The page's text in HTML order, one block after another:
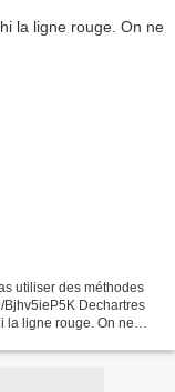
utiliser des méthodes
Bjhv5ieP5K Dechartres
la ligne rouge. On ne